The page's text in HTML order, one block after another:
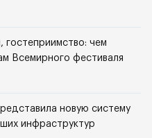
гостеприимство: чем
Всемирного фестиваля
новую систему
инфраструктур